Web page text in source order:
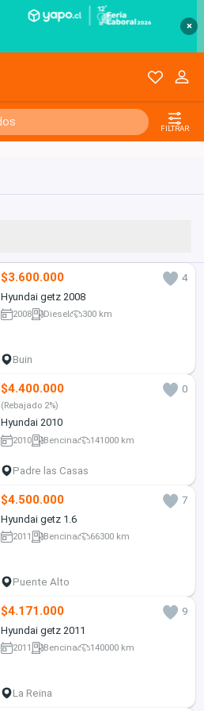
×
FILTRAR
$3.600.000
4
Hyundai getz 2008
2008 Diesel 300 km
Buin
$4.400.000 0
(Rebajado 2%)
Hyundai 2010
2010 Bencina 141000 km
Padre las Casas
$4.500.000
7
Hyundai getz 1.6
2011 Bencina 66300 km
Puente Alto
$4.171.000
9
Hyundai getz 2011
2011 Bencina 140000 km
La Reina